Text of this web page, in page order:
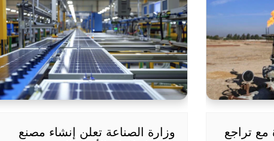
مع تراجع
وزارة الصناعة تعلن إنشاء مصنع